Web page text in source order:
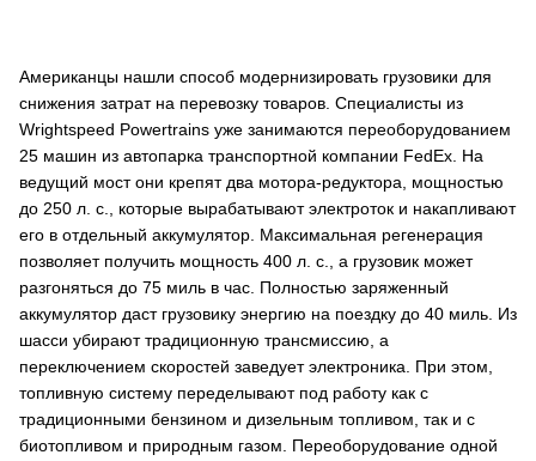
Американцы нашли способ модернизировать грузовики для
снижения затрат на перевозку товаров. Специалисты из
Wrightspeed Powertrains уже занимаются переоборудованием
25 машин из автопарка транспортной компании FedEx. На
ведущий мост они крепят два мотора-редуктора, мощностью
до 250 л. с., которые вырабатывают электроток и накапливают
его в отдельный аккумулятор. Максимальная регенерация
позволяет получить мощность 400 л. с., а грузовик может
разгоняться до 75 миль в час. Полностью заряженный
аккумулятор даст грузовику энергию на поездку до 40 миль. Из
шасси убирают традиционную трансмиссию, а
переключением скоростей заведует электроника. При этом,
топливную систему переделывают под работу как с
традиционными бензином и дизельным топливом, так и с
биотопливом и природным газом. Переоборудование одной